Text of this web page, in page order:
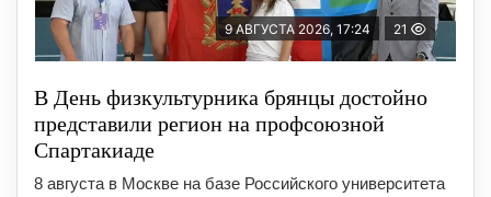
9 АВГУСТА 2026, 17:24 21
В День физкультурника брянцы достойно
представили регион на профсоюзной
Спартакиаде
8 августа в Москве на базе Российского университета